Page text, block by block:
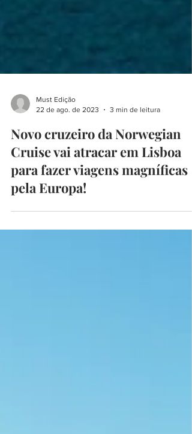
Must Edição
22 de ago. de 2023
3 min de leitura
Novo cruzeiro da Norwegian
Cruise vai atracar em Lisboa
para fazer viagens magníficas
pela Europa!